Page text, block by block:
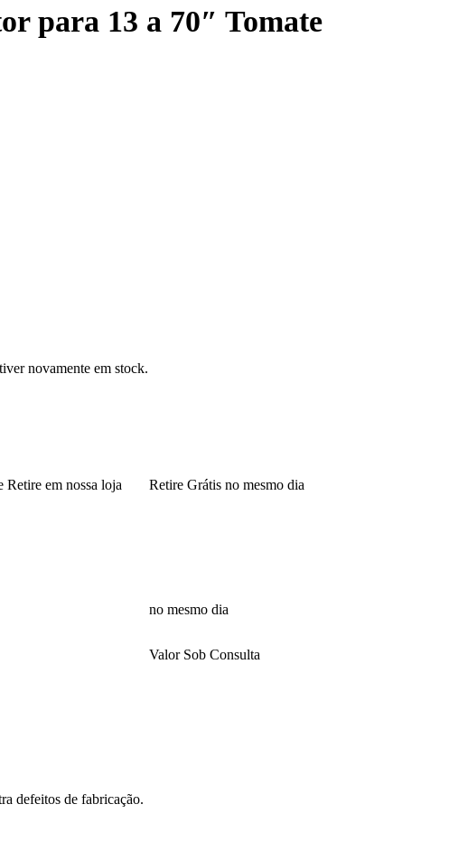
para 13 a 70″ Tomate
novamente em stock.
Retire em nossa loja
Retire Grátis no mesmo dia
no mesmo dia
Valor Sob Consulta
defeitos de fabricação.